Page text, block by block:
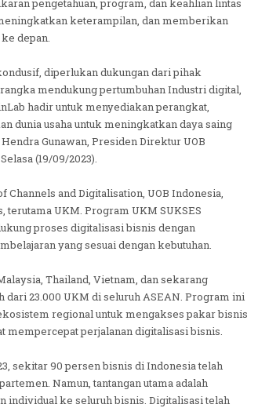
pengetahuan, program, dan keahlian lintas
keterampilan, dan memberikan
depan.
diperlukan dukungan dari pihak
mendukung pertumbuhan Industri digital,
hadir untuk menyediakan perangkat,
dunia usaha untuk meningkatkan daya saing
Gunawan, Presiden Direktur UOB
(19/09/2023).
Channels and Digitalisation, UOB Indonesia,
UKM. Program UKM SUKSES
proses digitalisasi bisnis dengan
yang sesuai dengan kebutuhan.
Thailand, Vietnam, dan sekarang
dari 23.000 UKM di seluruh ASEAN. Program ini
regional untuk mengakses pakar bisnis
mempercepat perjalanan digitalisasi bisnis.
sekitar 90 persen bisnis di Indonesia telah
Namun, tantangan utama adalah
individual ke seluruh bisnis. Digitalisasi telah